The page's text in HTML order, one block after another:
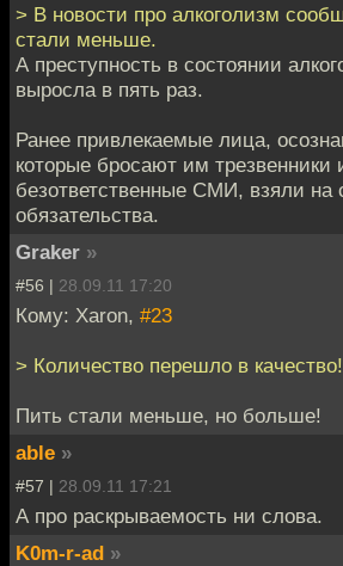
> В новости про алкоголизм
стали меньше.
А преступность в состоянии
выросла в пять раз.
Ранее привлекаемые лица,
которые бросают им трезвенники
безответственные СМИ, взяли
обязательства.
Graker »
#56 | 28.09.11 17:20
Кому: Xaron, #23
> Количество перешло в качество!
Пить стали меньше, но больше!
able »
#57 | 28.09.11 17:21
А про раскрываемость ни слова.
K0m-r-ad »